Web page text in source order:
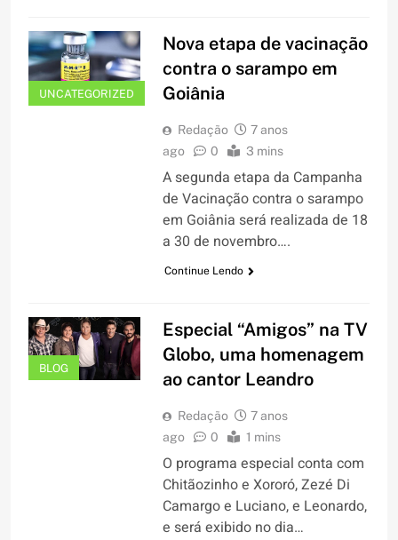
UNCATEGORIZED
Nova etapa de vacinação
contra o sarampo em
Goiânia
Redação
7 anos
ago
0 3 mins
A segunda etapa da Campanha
de Vacinação contra o sarampo
em Goiânia será realizada de 18
a 30 de novembro….
Continue Lendo
BLOG
Especial “Amigos” na TV
Globo, uma homenagem
ao cantor Leandro
Redação
7 anos
ago
0 1 mins
O programa especial conta com
Chitãozinho e Xororó, Zezé Di
Camargo e Luciano, e Leonardo,
e será exibido no dia…